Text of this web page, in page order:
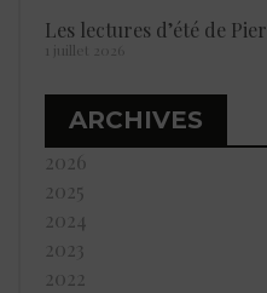
Les lectures d’été de
1 juillet 2026
ARCHIVES
2026
2025
2024
2023
2022